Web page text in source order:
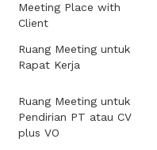
Meeting Place with
Client
Ruang Meeting untuk
Rapat Kerja
Ruang Meeting untuk
Pendirian PT atau CV
plus VO